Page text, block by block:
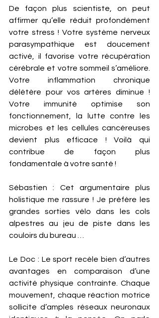
De façon plus scientiste, on peut
affirmer qu’elle réduit profondément
votre stress ! Votre système nerveux
parasympathique est doucement
activé, il favorise votre récupération
cérébrale et votre sommeil s’améliore.
Votre inflammation chronique
délétère pour vos artères diminue !
Votre immunité optimise son
fonctionnement, la lutte contre les
microbes et les cellules cancéreuses
devient plus efficace ! Voilà qui
contribue de façon plus
fondamentale à votre santé !
Sébastien : Cet argumentaire plus
holistique me rassure ! Je préfère les
grandes sorties vélo dans les cols
alpestres au jeu de piste dans les
couloirs du bureau …
Le Doc : Le sport recèle bien d’autres
avantages en comparaison d’une
activité physique contrainte. Chaque
mouvement, chaque réaction motrice
sollicite d’amples réseaux neuronaux